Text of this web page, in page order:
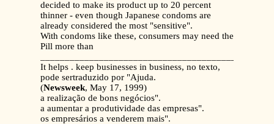
decided to make its product up to 20 percent
thinner - even though Japanese condoms are
already considered the most "sensitive".
With condoms like these, consumers may need the
Pill more than
It helps . keep businesses in business, no texto,
pode sertraduzido por "Ajuda.
(Newsweek, May 17, 1999)
a realização de bons negócios".
a aumentar a produtividade das empresas".
os empresários a venderem mais".